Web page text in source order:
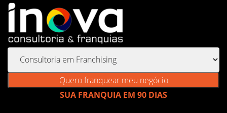
Quero franquear meu negócio
SUA FRANQUIA EM 90 DIAS